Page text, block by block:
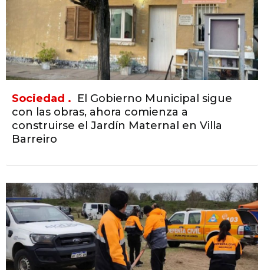
Sociedad . El Gobierno Municipal sigue
con las obras, ahora comienza a
construirse el Jardín Maternal en Villa
Barreiro